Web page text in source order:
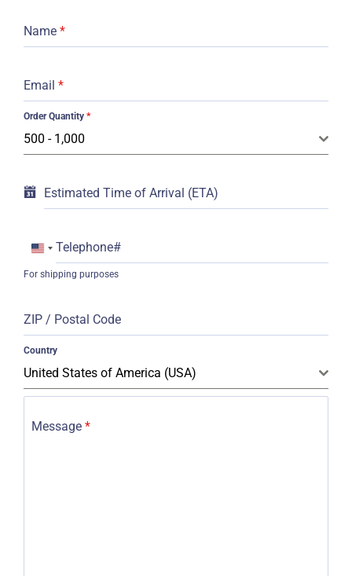
Name *
Email *
Order Quantity *
500 - 1,000
Estimated Time of Arrival (ETA)
Telephone#
United
States
For shipping purposes
ZIP / Postal Code
Country
United States of America (USA)
Message *